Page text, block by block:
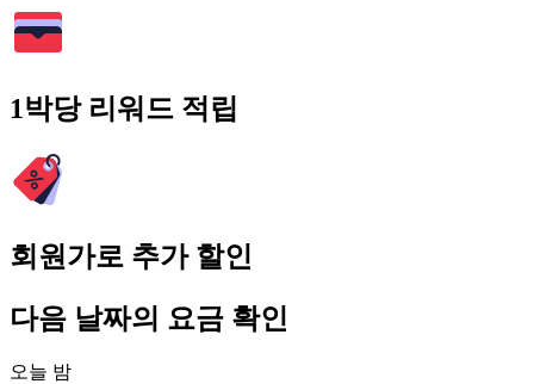
1박당 리워드 적립
회원가로 추가 할인
다음 날짜의 요금 확인
오늘 밤